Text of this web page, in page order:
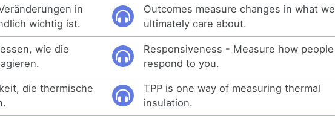
in
wichtig ist.
Outcomes measure changes in what we
ultimately care about.
wie die
Responsiveness - Measure how people
respond to you.
die thermische
TPP is one way of measuring thermal
insulation.